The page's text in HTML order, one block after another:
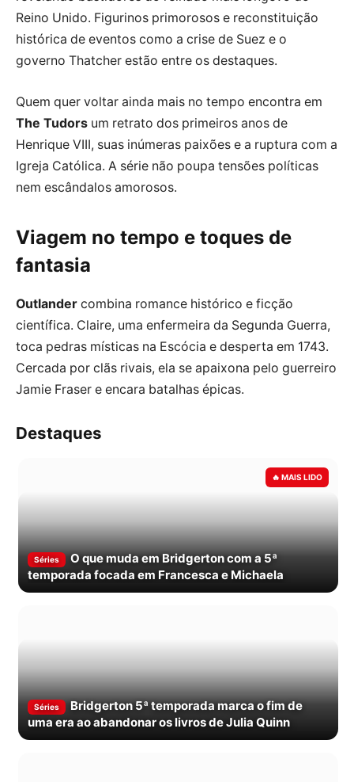
Reino Unido. Figurinos primorosos e reconstituição
histórica de eventos como a crise de Suez e o
governo Thatcher estão entre os destaques.
Quem quer voltar ainda mais no tempo encontra em
The Tudors um retrato dos primeiros anos de
Henrique VIII, suas inúmeras paixões e a ruptura com a
Igreja Católica. A série não poupa tensões políticas
nem escândalos amorosos.
Viagem no tempo e toques de
fantasia
Outlander combina romance histórico e ficção
científica. Claire, uma enfermeira da Segunda Guerra,
toca pedras místicas na Escócia e desperta em 1743.
Cercada por clãs rivais, ela se apaixona pelo guerreiro
Jamie Fraser e encara batalhas épicas.
Destaques
Séries
O que muda em Bridgerton com a 5ª
temporada focada em Francesca e Michaela
Séries
Bridgerton 5ª temporada marca o fim de
uma era ao abandonar os livros de Julia Quinn